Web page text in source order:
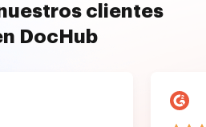
clientes
DocHub